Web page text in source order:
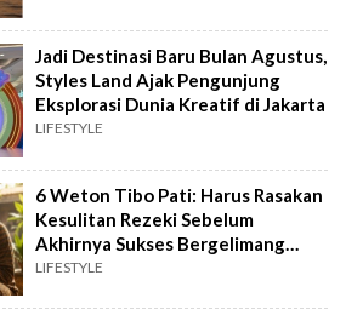
Jadi Destinasi Baru Bulan Agustus,
Styles Land Ajak Pengunjung
Eksplorasi Dunia Kreatif di Jakarta
LIFESTYLE
6 Weton Tibo Pati: Harus Rasakan
Kesulitan Rezeki Sebelum
Akhirnya Sukses Bergelimang
Harta
LIFESTYLE